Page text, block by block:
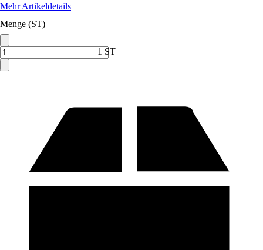
Mehr Artikeldetails
Menge (ST)
1 ST